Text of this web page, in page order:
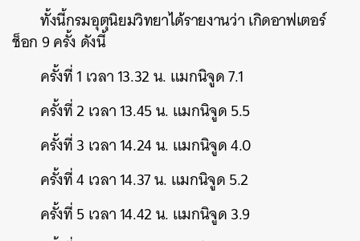
ทั้งนี้กรมอุตุนิยมวิทยาได้รายงานว่า เกิดอาฟเตอร์
ช็อก 9 ครั้ง ดังนี้
ครั้งที่ 1 เวลา 13.32 น. แมกนิจูด 7.1
ครั้งที่ 2 เวลา 13.45 น. แมกนิจูด 5.5
ครั้งที่ 3 เวลา 14.24 น. แมกนิจูด 4.0
ครั้งที่ 4 เวลา 14.37 น. แมกนิจูด 5.2
ครั้งที่ 5 เวลา 14.42 น. แมกนิจูด 3.9
SHARE TWEET LINE EMAIL